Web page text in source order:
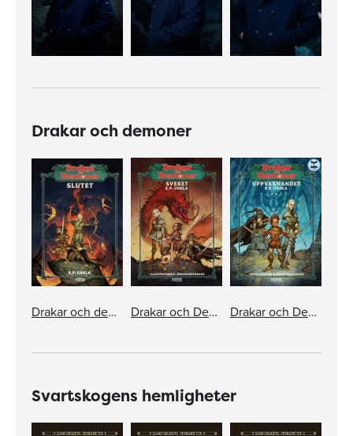
Drakar och demoner
Drakar och demoner. Slutet Drakar och Demoner. Sveket Drakar och Demoner. Uppvaknandet
Svartskogens hemligheter